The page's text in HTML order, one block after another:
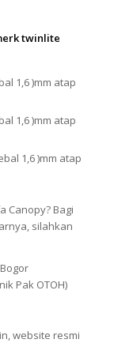
twinlite
1,6 )mm atap
1,6 )mm atap
1,6 )mm atap
Canopy? Bagi
silahkan
Pak OTOH)
website resmi